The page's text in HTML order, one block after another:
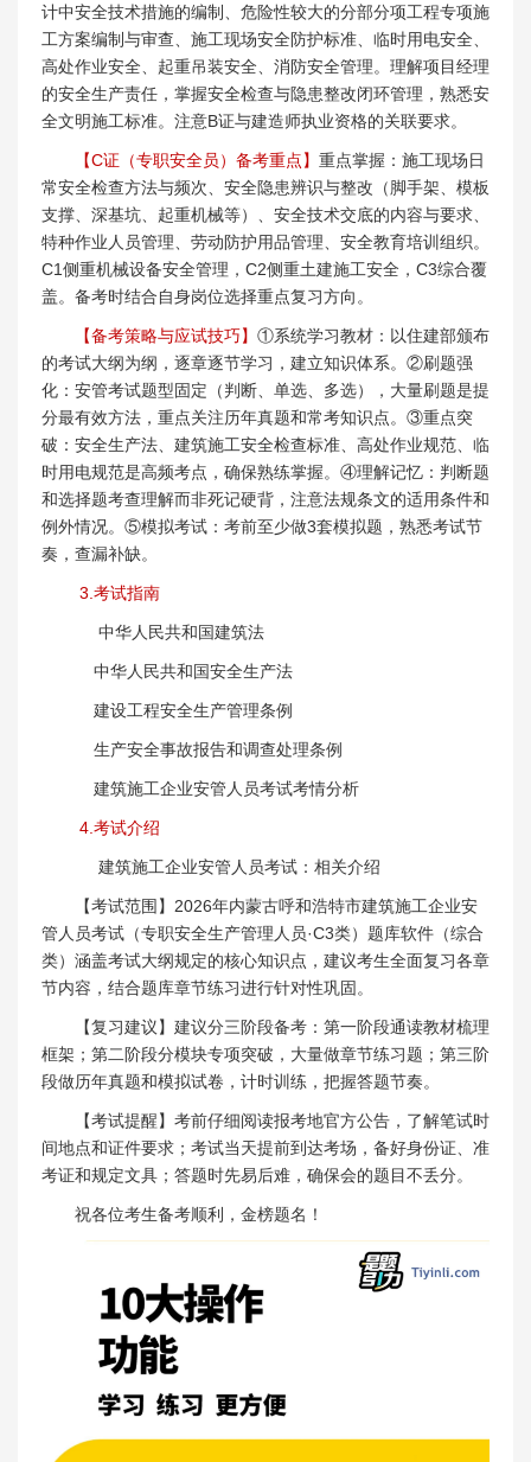
计中安全技术措施的编制、危险性较大的分部分项工程专项施
工方案编制与审查、施工现场安全防护标准、临时用电安全、
高处作业安全、起重吊装安全、消防安全管理。理解项目经理
的安全生产责任，掌握安全检查与隐患整改闭环管理，熟悉安
全文明施工标准。注意B证与建造师执业资格的关联要求。
【C证（专职安全员）备考重点】 重点掌握：施工现场日
常安全检查方法与频次、安全隐患辨识与整改（脚手架、模板
支撑、深基坑、起重机械等）、安全技术交底的内容与要求、
特种作业人员管理、劳动防护用品管理、安全教育培训组织。
C1侧重机械设备安全管理，C2侧重土建施工安全，C3综合覆
盖。备考时结合自身岗位选择重点复习方向。
【备考策略与应试技巧】 ①系统学习教材：以住建部颁布
的考试大纲为纲，逐章逐节学习，建立知识体系。②刷题强
化：安管考试题型固定（判断、单选、多选），大量刷题是提
分最有效方法，重点关注历年真题和常考知识点。③重点突
破：安全生产法、建筑施工安全检查标准、高处作业规范、临
时用电规范是高频考点，确保熟练掌握。④理解记忆：判断题
和选择题考查理解而非死记硬背，注意法规条文的适用条件和
例外情况。⑤模拟考试：考前至少做3套模拟题，熟悉考试节
奏，查漏补缺。
3.考试指南
中华人民共和国建筑法
中华人民共和国安全生产法
建设工程安全生产管理条例
生产安全事故报告和调查处理条例
建筑施工企业安管人员考试考情分析
4.考试介绍
建筑施工企业安管人员考试：相关介绍
【考试范围】2026年内蒙古呼和浩特市建筑施工企业安
管人员考试（专职安全生产管理人员·C3类）题库软件（综合
类）涵盖考试大纲规定的核心知识点，建议考生全面复习各章
节内容，结合题库章节练习进行针对性巩固。
【复习建议】建议分三阶段备考：第一阶段通读教材梳理
框架；第二阶段分模块专项突破，大量做章节练习题；第三阶
段做历年真题和模拟试卷，计时训练，把握答题节奏。
【考试提醒】考前仔细阅读报考地官方公告，了解笔试时
间地点和证件要求；考试当天提前到达考场，备好身份证、准
考证和规定文具；答题时先易后难，确保会的题目不丢分。
祝各位考生备考顺利，金榜题名！